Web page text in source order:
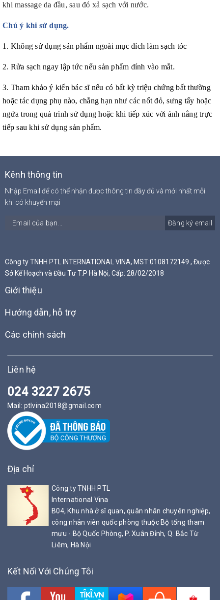
khi massage da đầu, sau đó xả sạch với nước.
Chú ý khi sử dụng.
1. Không sử dụng sản phẩm ngoài mục đích làm sạch tóc
2. Rửa sạch ngay lập tức nếu sản phẩm dính vào mắt.
3. Tham khảo ý kiến bác sĩ nếu có bất kỳ triệu chứng bất thường
hoặc tác dụng phụ nào, chẳng hạn như các nốt đỏ, sưng tấy hoặc
ngứa trong quá trình sử dụng hoặc khi tiếp xúc với ánh nắng trực
tiếp sau khi sử dụng sản phẩm.
Kênh thông tin
Nhập Email để có thể nhận được thông tin đầy đủ và mới nhất mỗi
khi có khuyến mại
Đăng ký email
Công ty TNHH PTL INTERNATIONAL VINA, MST:0108172149 , Được
Sở Kế Hoạch và Đầu Tư T.P Hà Nội, Cấp: 28/02/2018
Giới thiệu
Hướng dẫn, hỗ trợ
Các chính sách
Liên hệ
024 3227 2675
Mail: ptlvina2018@gmail.com
Địa chỉ
Công ty TNHH PTL
International Vina
B04, Khu nhà ở sĩ quan, quân nhân chuyên nghiệp,
công nhân viên quốc phòng thuộc Bộ tổng tham
mưu - Bộ Quốc Phòng, P. Xuân Đỉnh, Q. Bắc Từ
Liêm, Hà Nội
Kết Nối Với Chúng Tôi